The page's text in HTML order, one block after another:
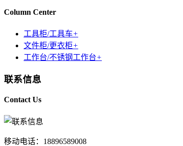
Column Center
工具柜/工具车+
文件柜/更衣柜+
工作台/不锈钢工作台+
联系信息
Contact Us
移动电话：18896589008